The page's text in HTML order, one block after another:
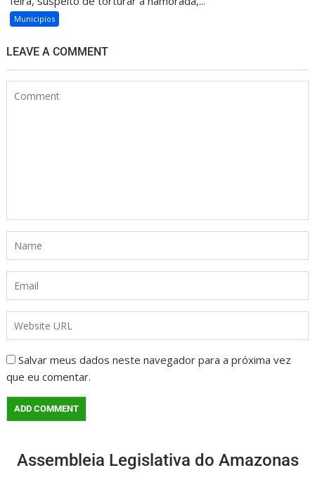
Municipios
LEAVE A COMMENT
Salvar meus dados neste navegador para a próxima vez
que eu comentar.
Assembleia Legislativa do Amazonas